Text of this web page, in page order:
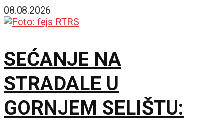
Zlatiboru
08.08.2026
SEĆANJE NA
STRADALE U
GORNJEM SELIŠTU: